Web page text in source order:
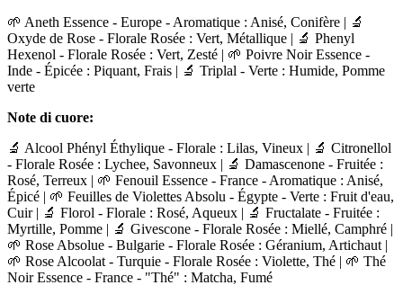
🌱 Aneth Essence - Europe - Aromatique : Anisé, Conifère | 🔬
Oxyde de Rose - Florale Rosée : Vert, Métallique | 🔬 Phenyl
Hexenol - Florale Rosée : Vert, Zesté | 🌱 Poivre Noir Essence -
Inde - Épicée : Piquant, Frais | 🔬 Triplal - Verte : Humide, Pomme
verte
Note di cuore:
🔬 Alcool Phényl Éthylique - Florale : Lilas, Vineux | 🔬 Citronellol
- Florale Rosée : Lychee, Savonneux | 🔬 Damascenone - Fruitée :
Rosé, Terreux | 🌱 Fenouil Essence - France - Aromatique : Anisé,
Épicé | 🌱 Feuilles de Violettes Absolu - Égypte - Verte : Fruit d'eau,
Cuir | 🔬 Florol - Florale : Rosé, Aqueux | 🔬 Fructalate - Fruitée :
Myrtille, Pomme | 🔬 Givescone - Florale Rosée : Miellé, Camphré |
🌱 Rose Absolue - Bulgarie - Florale Rosée : Géranium, Artichaut |
🌱 Rose Alcoolat - Turquie - Florale Rosée : Violette, Thé | 🌱 Thé
Noir Essence - France - "Thé" : Matcha, Fumé